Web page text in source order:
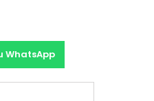
WhatsApp